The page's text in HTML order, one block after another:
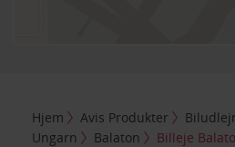
Hjem Avis Produkter
Ungarn
Balaton Billeje